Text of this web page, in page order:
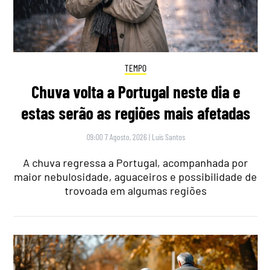
TEMPO
Chuva volta a Portugal neste dia e
estas serão as regiões mais afetadas
09:00 7 Agosto, 2026 | Luís Santos
A chuva regressa a Portugal, acompanhada por
maior nebulosidade, aguaceiros e possibilidade de
trovoada em algumas regiões